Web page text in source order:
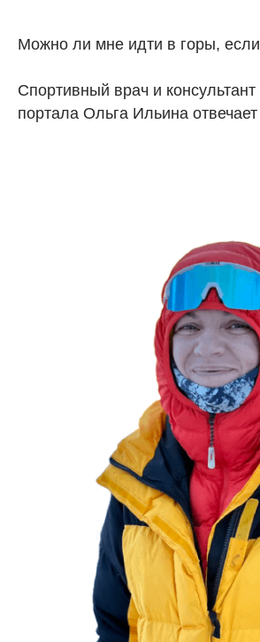
Можно ли мне идти в горы,
Спортивный врач и консультант
портала Ольга Ильина